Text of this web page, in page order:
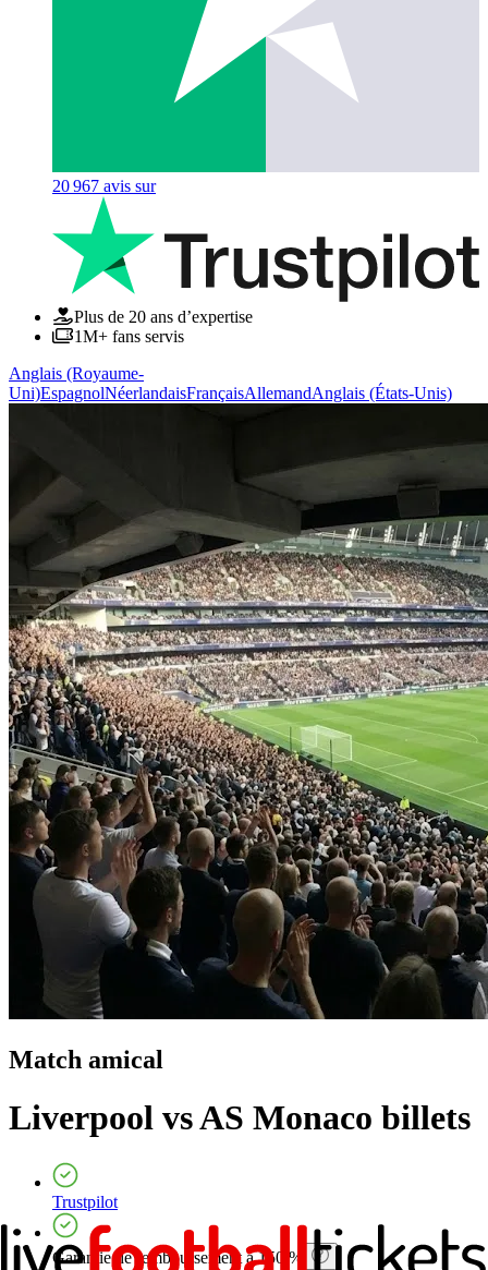
20 967 avis sur
Plus de 20 ans d’expertise
1M+ fans servis
Anglais (Royaume-
Uni)EspagnolNéerlandaisFrançaisAllemandAnglais (États-Unis)
Match amical
Liverpool vs AS Monaco billets
Trustpilot
Garantie de remboursement à 150 %